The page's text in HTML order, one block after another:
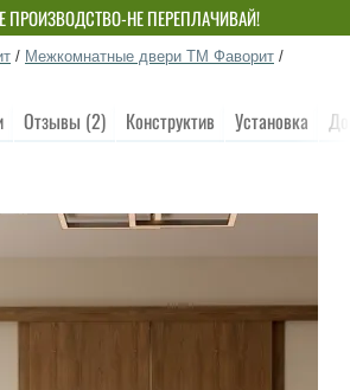
ПРОИЗВОДСТВО-НЕ ПЕРЕПЛАЧИВАЙ!
/ Межкомнатные двери ТМ Фаворит /
Отзывы (2) Конструктив Установка